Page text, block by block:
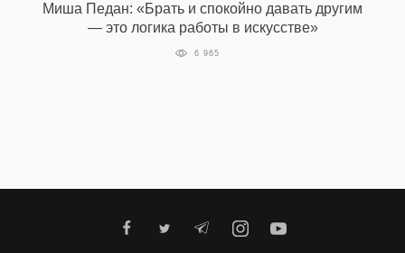
Миша Педан: «Брать и спокойно давать другим
— это логика работы в искусстве»
6 965